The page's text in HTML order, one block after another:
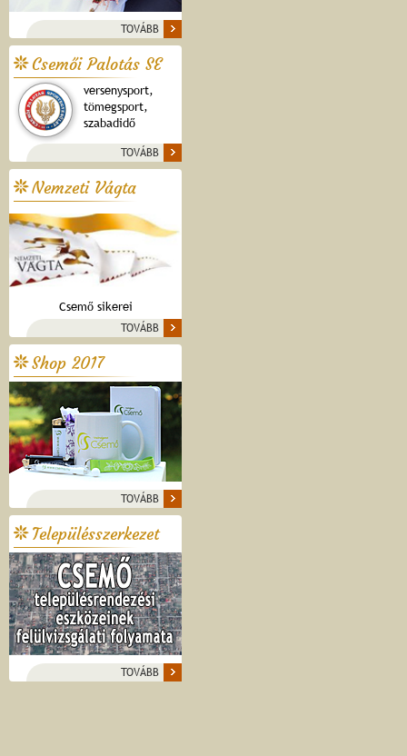
TOVÁBB
Csemői Palotás SE
versenysport,
tömegsport,
szabadidő
TOVÁBB
Nemzeti Vágta
Csemő sikerei
TOVÁBB
Shop 2017
TOVÁBB
Településszerkezet
TOVÁBB